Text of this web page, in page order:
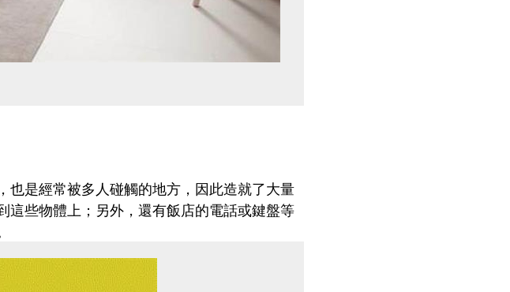
是經常被多人碰觸的地方，因此造就了大量
些物體上；另外，還有飯店的電話或鍵盤等